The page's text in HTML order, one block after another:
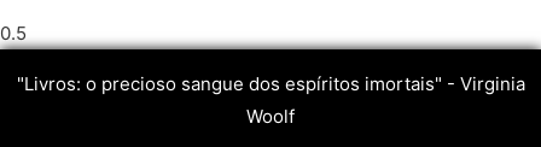
"Livros: o precioso sangue dos espíritos imortais" - Virginia
Woolf